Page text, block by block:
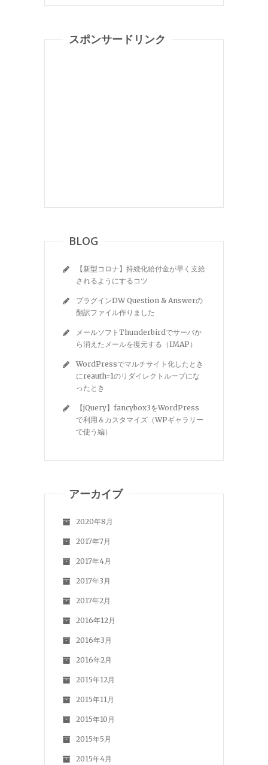
スポンサードリンク
BLOG
【新型コロナ】持続化給付金が早く支給
されるようにするコツ
プラグインDW Question & Answerの
翻訳ファイル作りました
メールソフトThunderbirdでサーバか
ら消えたメールを復元する（IMAP）
WordPressでマルチサイト化したとき
にreauth=1のリダイレクトループにな
ったとき
【jQuery】fancybox3をWordPress
で利用＆カスタマイズ（WPギャラリー
で使う編）
アーカイブ
2020年8月
2017年7月
2017年4月
2017年3月
2017年2月
2016年12月
2016年3月
2016年2月
2015年12月
2015年11月
2015年10月
2015年5月
2015年4月